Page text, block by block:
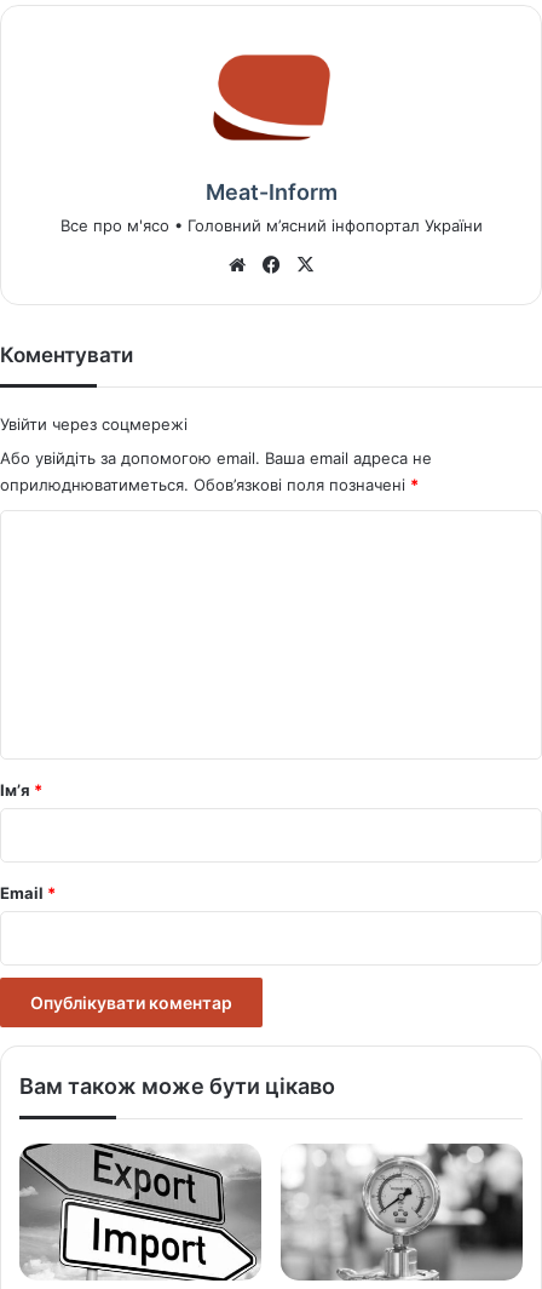
Meat-Inform
Все про м'ясо • Головний м’ясний інфопортал України
We
Fa
Коментувати
Увійти через соцмережі
Або увійдіть за допомогою email. Ваша email адреса не
оприлюднюватиметься. Обов’язкові поля позначені *
р
Ім’я *
Email *
Вам також може бути цікаво